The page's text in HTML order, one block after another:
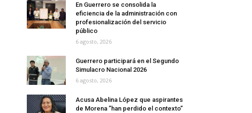
En Guerrero se consolida la
eficiencia de la administración con
profesionalización del servicio
público
6 agosto, 2026
Guerrero participará en el Segundo
Simulacro Nacional 2026
6 agosto, 2026
Acusa Abelina López que aspirantes
de Morena ”han perdido el contexto”